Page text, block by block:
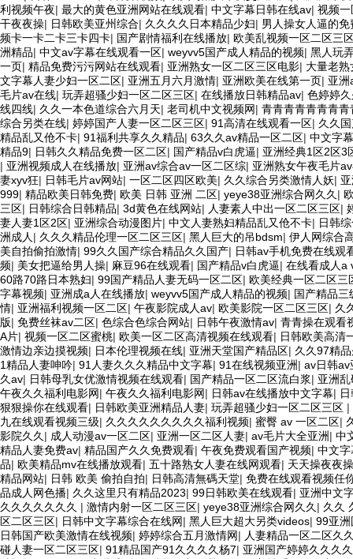
利视频午夜| 最大的黄色亚洲网站在线观看| 中文字幕日韩在线av| 视频
干夜夜操| 日韩欧美亚州综合| 久久久久日本精品少妇| 男人操女人逼的免
频卡一卡二卡三卡四卡| 国产剧情福利在线播放| 欧美乱视频一区二区三
洲精品| 中文av字幕在线观看一区| weyvv5国产成人精品的视频| 黑人玩
一页| 精品免费污污网站在线观看| 亚洲熟女一区二区三区电影| 大量老
文字幕人妻少妇一区二区| 亚洲五月六月激情| 亚洲欧美在线第一页| 亚洲
毛片av在线| 玩弄超骚少妇一区二区三区| 在线播放日韩精品av| 色婷婷
线四线| 久久一本色道综合六月天| 老司机中文视频网| 青青青青青青青青
综合另类在线| 婷婷国产人妻一区二区三区| 91高清在线观看一区| 久久
精品乱又伧不卡| 91福利共享久久精品| 63久久av精品一区二区| 中文字
精品9| 日韩久久精品免费一区二区| 国产精品v白虎逼| 亚洲经典1区2区3
| 亚洲视频成人在线播放| 亚洲av综合av一区二区综| 亚洲熟女午夜毛片
妻xyv狂| 日韩毛片av网站| 一区二区四区欧美| 久久综合另类激情人妖|
999| 精品欧美日韩免费| 欧美 日韩 亚洲 二区| yeye38亚洲综合网久久 |
三区| 日韩综合日韩精品| 3d黄色在线网站| 人妻素人中出一区二区三区|
妻人妻1区2区| 亚洲综合动漫图片| 中文人妻熟妇精品乱又伧不卡| 日韩
洲成人 | 久久久精品伦理一区二区三区| 黑人巨大的吊bdsm| 伊人网综合
美自拍偷拍激情| 99久久国产综合精品久久国产| 日韩av手机免费在线观
频| 美女把逼给男人操| 麻豆96在线观看| 国产精品v白虎逼| 在线看成人a
60路70路日本熟妇| 99国产精品人妻无码一区二区| 欧美经典一区二区三
字幕视频| 亚洲成a人在线播放| weyvv5国产成人精品的视频| 国产精品三
情| 亚洲福利视频一区二区| 午夜影院成人av| 欧美影院一区二区三区| 久
版| 免费丝袜av二区| 色综合色综合网站| 日韩午夜激情av| 青青操在观看
A片| 视频一区二区蜜桃| 欧美一区二区高清视频在线观看| 日韩欧美高清
激情边亲边摸视频| 日本伦理视频在线| 亚洲天堂国产精品区| 久久97精
1精品人妻呻吟| 91人妻久久久精品中文字幕| 91在线视频亚洲| av日韩av
久av| 日韩母乳女优激情视频在线观看| 国产精品一区二区流白浆| 亚洲
午夜久久福利电影网| 午夜久久福利电影网| 日韩av在线播放中文字幕|
狠狠操你在线观看| 日韩欧美亚洲精品人妻| 玩弄超骚少妇一区二区三区 |
九在线观看视频三级| 久久久久久久久久久福利视频| 蜜臀 av 一区二区|
影院久久 | 成人动漫av一区二区| 亚洲一区二区人妻| av毛片大全亚洲| 中
精品人妻免费av| 精品国产久久免费观看| 午夜免费观看国产视频| 中文
品| 欧美精品mv在线播放观看| 五十路熟女人妻在线网观看| 天天操夜夜
精品网站| 日韩 欧美 偷拍自拍| 日韩高清無碼天堂| 免费在线观看视频任
品成人网色播| 久久这里只有精品2023| 99日韩欧美在线观看| 亚洲中文
久久久久久久久 | 激情内射一区二区三区| yeye38亚洲综合网久久 | 久久
区二区三区| 日韩中文字幕综合在线网| 黑人巨大超大另类videos| 99亚洲
日韩国产欧美激情在线视频| 婷婷综合五月激情网| 人妻精品一区二区久
碰人妻一区二区三区| 91精品国产91久久久久杨7| 亚洲国产婷婷久久久